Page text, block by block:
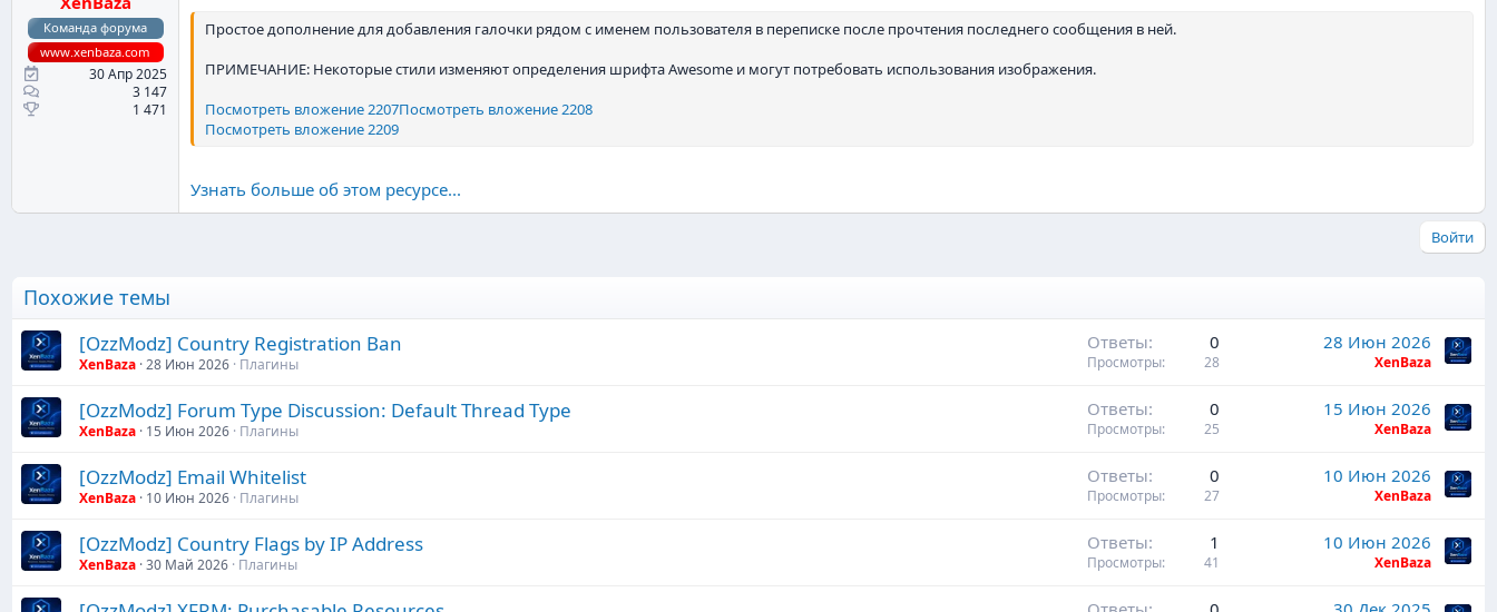
Команда форума
www.xenbaza.com
30 Апр 2025
3 147
1 471
Простое дополнение для добавления галочки рядом с именем пользователя в переписке после прочтения последнего сообщения в ней.
ПРИМЕЧАНИЕ: Некоторые стили изменяют определения шрифта Awesome и могут потребовать использования изображения.
Посмотреть вложение 2207Посмотреть вложение 2208
Посмотреть вложение 2209
Узнать больше об этом ресурсе...
Войти
Похожие темы
[OzzModz] Country Registration Ban
XenBaza 28 Июн 2026 Плагины
Ответы 0
Просмотры 28
28 Июн 2026
XenBaza
[OzzModz] Forum Type Discussion: Default Thread Type
XenBaza 15 Июн 2026 Плагины
Ответы 0
Просмотры 25
15 Июн 2026
XenBaza
[OzzModz] Email Whitelist
XenBaza 10 Июн 2026 Плагины
Ответы 0
Просмотры 27
10 Июн 2026
XenBaza
[OzzModz] Country Flags by IP Address
XenBaza 30 Май 2026 Плагины
Ответы 1
Просмотры 41
10 Июн 2026
XenBaza